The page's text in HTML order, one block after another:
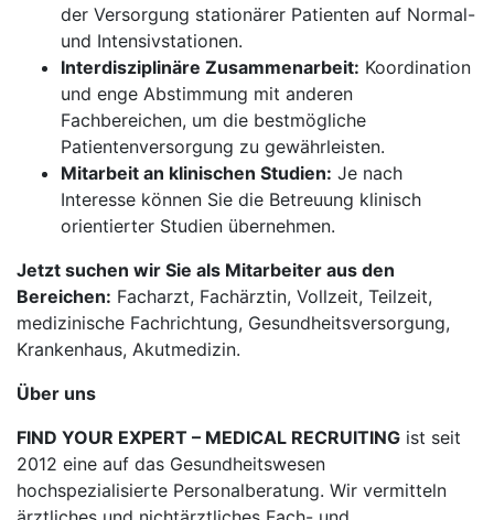
der Versorgung stationärer Patienten auf Normal-
und Intensivstationen.
Interdisziplinäre Zusammenarbeit: Koordination
und enge Abstimmung mit anderen
Fachbereichen, um die bestmögliche
Patientenversorgung zu gewährleisten.
Mitarbeit an klinischen Studien: Je nach
Interesse können Sie die Betreuung klinisch
orientierter Studien übernehmen.
Jetzt suchen wir Sie als Mitarbeiter aus den
Bereichen: Facharzt, Fachärztin, Vollzeit, Teilzeit,
medizinische Fachrichtung, Gesundheitsversorgung,
Krankenhaus, Akutmedizin.
Über uns
FIND YOUR EXPERT – MEDICAL RECRUITING ist seit
2012 eine auf das Gesundheitswesen
hochspezialisierte Personalberatung. Wir vermitteln